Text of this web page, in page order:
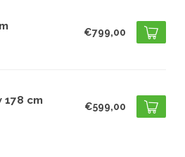
€799,00
cm
€599,00